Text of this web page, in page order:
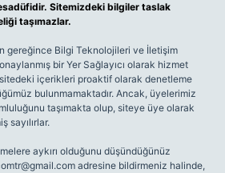
Sitemizdeki bilgiler taslak
taşımazlar.
gereğince Bilgi Teknolojileri ve İletişim
bir Yer Sağlayıcı olarak hizmet
içerikleri proaktif olarak denetleme
bulunmamaktadır. Ancak, üyelerimiz
taşımakta olup, siteye üye olarak
sayılırlar.
aykırı olduğunu düşündüğünüz
adresine bildirmeniz halinde,